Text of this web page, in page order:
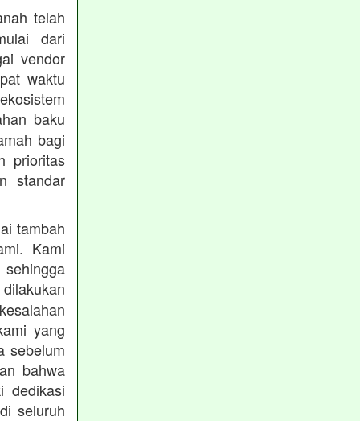
telah
dari
vendor
waktu
baku
bagi
prioritas
standar
tambah
Kami
yang
sebelum
bahwa
dedikasi
seluruh